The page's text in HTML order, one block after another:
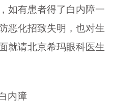
如有患者得了白内障一
恶化招致失明，也对生
就请北京希玛眼科医生